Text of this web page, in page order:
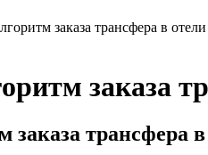
заказа трансфера в
заказа
трансфера